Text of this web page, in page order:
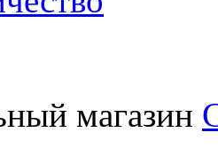
магазин